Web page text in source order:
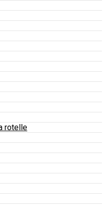
rotelle